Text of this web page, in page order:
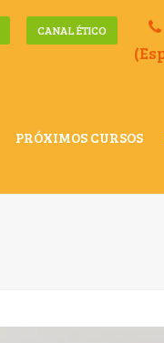
CANAL ÉTICO
PRÓXIMOS CURSOS